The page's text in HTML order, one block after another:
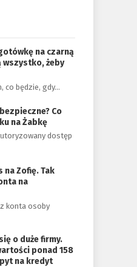
na czarną
wszystko, żeby
co będzie, gdy…
Co
na Żabkę
dostęp
na Zofię. Tak
na
konta osoby
o duże firmy.
ponad 158
na kredyt